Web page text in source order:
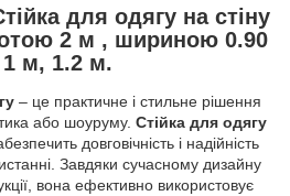
для одягу на стіну
2 м , шириною 0.90
м, 1.2 м.
– це практичне і стильне рішення
або шоуруму. Стійка для одягу
довговічність і надійність
Завдяки сучасному дизайну
вона ефективно використовує